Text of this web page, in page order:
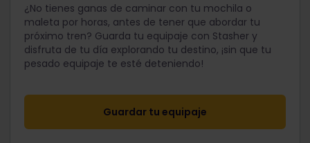
¿No tienes ganas de caminar con tu mochila o
maleta por horas, antes de tener que abordar tu
próximo tren? Guarda tu equipaje con Stasher y
disfruta de tu día explorando tu destino, ¡sin que tu
pesado equipaje te esté deteniendo!
Guardar tu equipaje